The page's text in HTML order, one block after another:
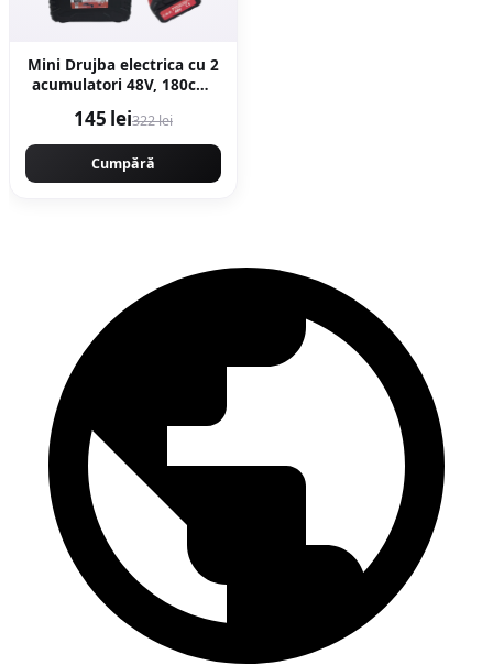
Mini Drujba electrica cu 2
acumulatori 48V, 180cm,
transport, Campion
CMP1798
145 lei322 lei
Cumpără